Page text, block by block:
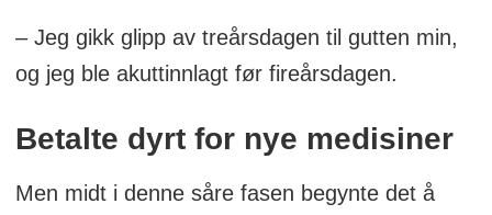
– Jeg gikk glipp av treårsdagen til gutten min,
og jeg ble akuttinnlagt før fireårsdagen.
Betalte dyrt for nye medisiner
Men midt i denne såre fasen begynte det å